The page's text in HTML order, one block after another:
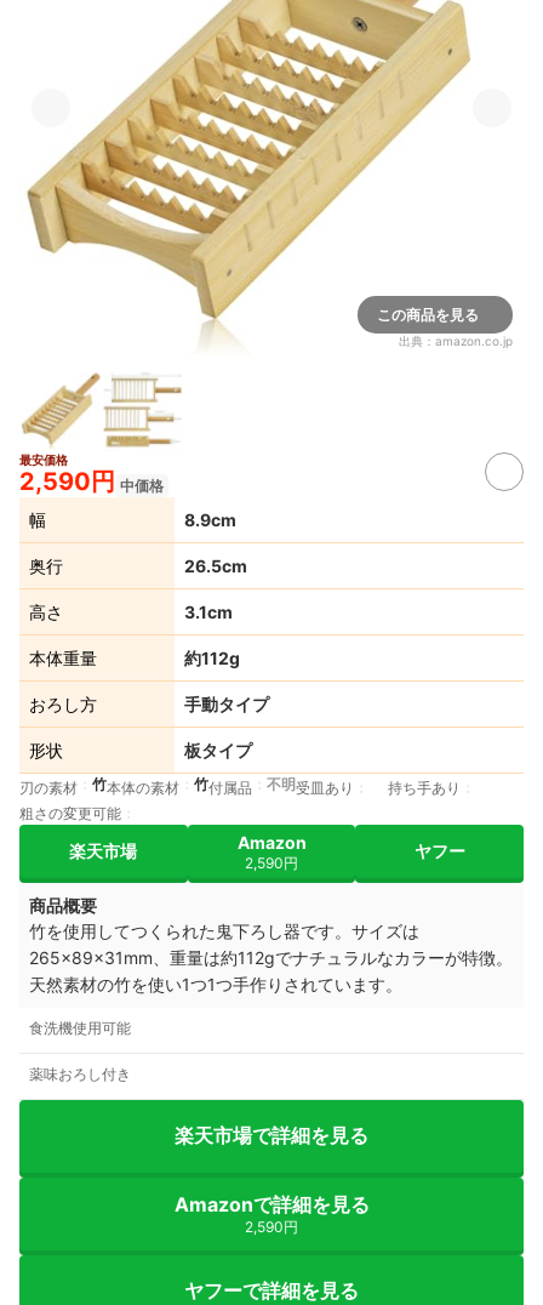
この商品を見る
出典： amazon.co.jp
最安価格
2,590円 中価格
幅 8.9cm
奥行 26.5cm
高さ 3.1cm
本体重量 約112g
おろし方 手動タイプ
形状 板タイプ
刃の素材 竹本体の素材 竹付属品 不明受皿あり
持ち手あり
粗さの変更可能
楽天市場 Amazon
2,590円
ヤフー
商品概要
竹を使用してつくられた鬼下ろし器です。サイズは
265×89×31mm、重量は約112gでナチュラルなカラーが特徴。
天然素材の竹を使い1つ1つ手作りされています。
食洗機使用可能
薬味おろし付き
楽天市場で詳細を見る
Amazonで詳細を見る
2,590円
ヤフーで詳細を見る